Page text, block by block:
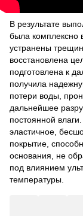
В результате
была комплексно
устранены
восстановлена
подготовлена ​​к
получила
потери воды,
дальнейшее
постоянной
эластичное,
покрытие,
основания, не
под влиянием
температуры.